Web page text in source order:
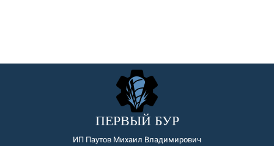
ПЕРВЫЙ БУР
ИП Паутов Михаил Владимирович